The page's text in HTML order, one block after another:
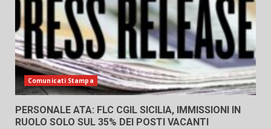
Comunicati Stampa
PERSONALE ATA: FLC CGIL SICILIA, IMMISSIONI IN
RUOLO SOLO SUL 35% DEI POSTI VACANTI